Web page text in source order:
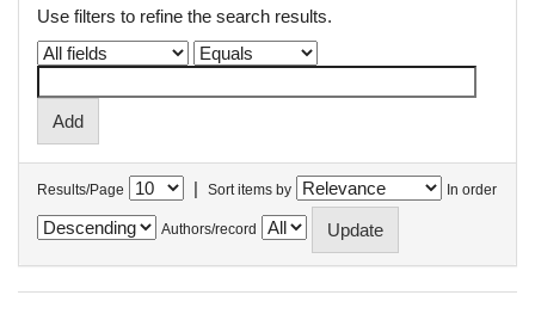
Use filters to refine the search results.
Results/Page | Sort items by In order
Authors/record